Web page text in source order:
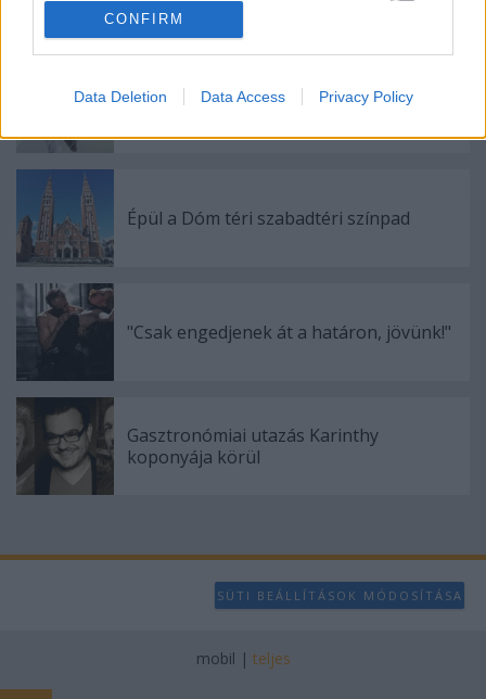
I want to allow Google to enable storage
related to functionality of the website or app.
related to personalization.
I want to allow Google to enable storage
related to security, including authentication
functionality and fraud prevention, and other
user protection.
CONFIRM
Data Deletion Data Access Privacy Policy
Ősszel érkezik az Infinite Dance Festival
Épül a Dóm téri szabadtéri színpad
"Csak engedjenek át a határon, jövünk!"
Gasztronómiai utazás Karinthy
koponyája körül
SÜTI BEÁLLÍTÁSOK MÓDOSÍTÁSA
mobil | teljes